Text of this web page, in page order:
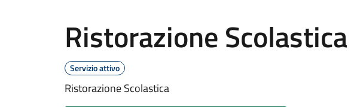
Ristorazione Scolastica
Servizio attivo
Ristorazione Scolastica